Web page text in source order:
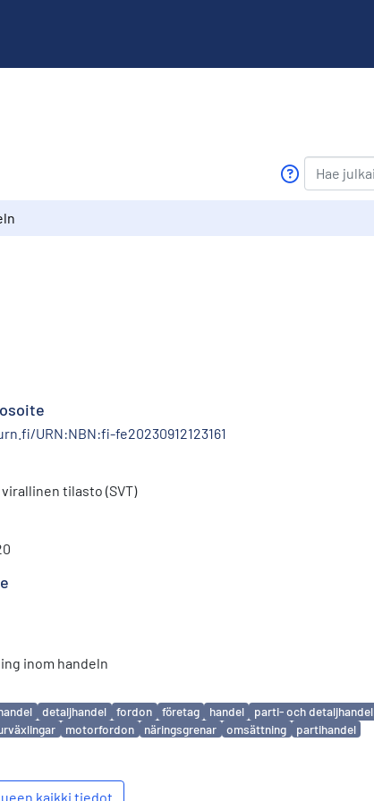
URN:NBN:fi-fe20230912123161
tilasto (SVT)
inom handeln
detaljhandel fordon företag handel parti- och detaljhandel
motorfordon näringsgrenar omsättning partihandel
kaikki tiedot